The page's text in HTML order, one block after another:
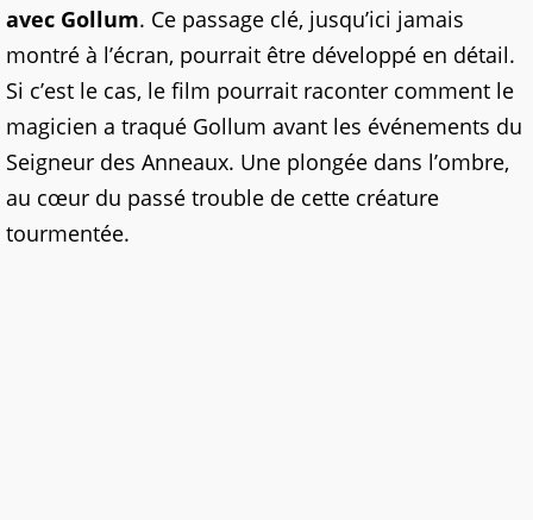
avec Gollum. Ce passage clé, jusqu’ici jamais
montré à l’écran, pourrait être développé en détail.
Si c’est le cas, le film pourrait raconter comment le
magicien a traqué Gollum avant les événements du
Seigneur des Anneaux. Une plongée dans l’ombre,
au cœur du passé trouble de cette créature
tourmentée.